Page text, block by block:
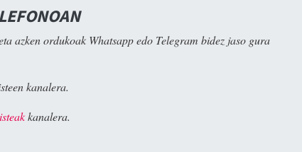
azken ordukoak Whatsapp edo Telegram bidez jaso gura
kanalera.
kanalera.